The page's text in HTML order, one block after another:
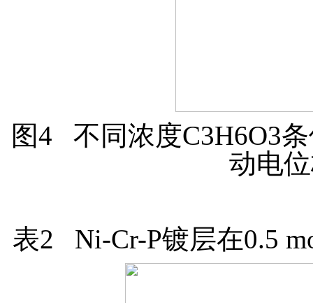
图4 不同浓度C3H6O3
动电
表2 Ni-Cr-P镀层在0.5